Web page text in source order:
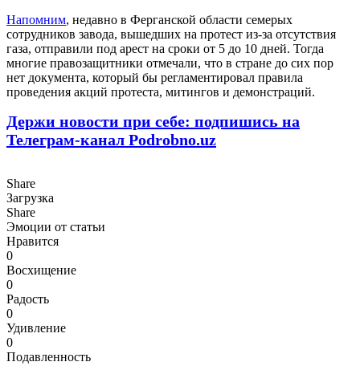
Напомним, недавно в Ферганской области семерых
сотрудников завода, вышедших на протест из-за отсутствия
газа, отправили под арест на сроки от 5 до 10 дней. Тогда
многие правозащитники отмечали, что в стране до сих пор
нет документа, который бы регламентировал правила
проведения акций протеста, митингов и демонстраций.
Держи новости при себе: подпишись на
Телеграм-канал Podrobno.uz
Share
Загрузка
Share
Эмоции от статьи
Нравится
0
Восхищение
0
Радость
0
Удивление
0
Подавленность